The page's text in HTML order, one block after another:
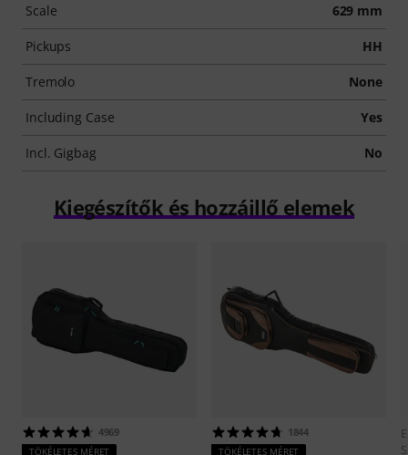
Scale 629 mm
Pickups HH
Tremolo None
Including Case Yes
Incl. Gigbag No
Kiegészítők és hozzáillő elemek
4969
TÖKÉLETES MÉRET
1844
TÖKÉLETES MÉRET